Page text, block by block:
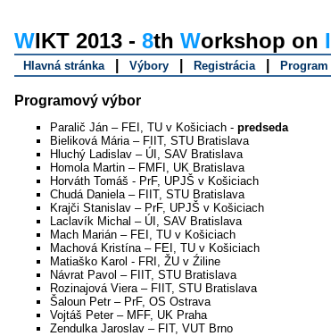
WIKT 2013 - 8th Workshop on I
Hlavná stránka Výbory Registrácia Program
Programový výbor
Paralič Ján – FEI, TU v Košiciach - predseda
Bieliková Mária – FIIT, STU Bratislava
Hluchý Ladislav – ÚI, SAV Bratislava
Homola Martin – FMFI, UK Bratislava
Horváth Tomáš - PrF, UPJŠ v Košiciach
Chudá Daniela – FIIT, STU Bratislava
Krajči Stanislav – PrF, UPJŠ v Košiciach
Laclavík Michal – ÚI, SAV Bratislava
Mach Marián – FEI, TU v Košiciach
Machová Kristína – FEI, TU v Košiciach
Matiaško Karol - FRI, ŽU v Źiline
Návrat Pavol – FIIT, STU Bratislava
Rozinajová Viera – FIIT, STU Bratislava
Šaloun Petr – PrF, OS Ostrava
Vojtáš Peter – MFF, UK Praha
Zendulka Jaroslav – FIT, VUT Brno